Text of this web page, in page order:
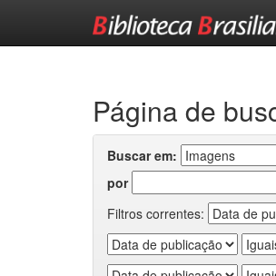
Página de
Buscar em:
por
Filtros correntes: